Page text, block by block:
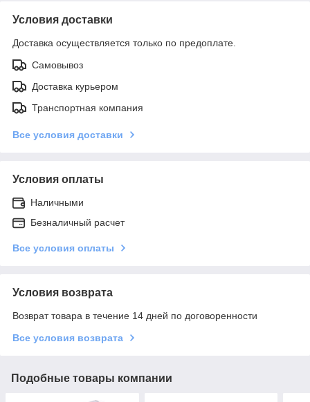
Условия доставки
Доставка осуществляется только по предоплате.
Самовывоз
Доставка курьером
Транспортная компания
Все условия доставки
Условия оплаты
Наличными
Безналичный расчет
Все условия оплаты
Условия возврата
Возврат товара в течение 14 дней по договоренности
Все условия возврата
Подобные товары компании